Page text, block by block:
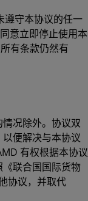
遵守本协议的任一
意立即停止使用本
有条款仍然有
况除外。协议双
便解决与本协议
有权根据本协议
联合国国际货物
协议，并取代